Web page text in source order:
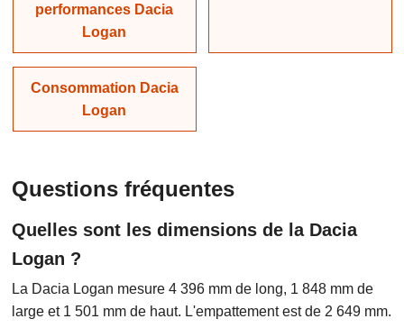
performances Dacia
Logan
Consommation Dacia
Logan
Questions fréquentes
Quelles sont les dimensions de la Dacia
Logan ?
La Dacia Logan mesure 4 396 mm de long, 1 848 mm de
large et 1 501 mm de haut. L'empattement est de 2 649 mm.